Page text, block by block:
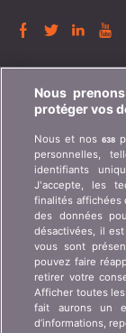
BONUS.CH
comparatifs ?
publicité, ...
Qui sommes-
Contact
Publicité
Affiliation /
Presse
Nous
protéger vos
Nous et nos638
personnelles,
identifiants
J'accepte, les
finalités affichées
des données
désactivées, il
vous sont
pouvez faire
retirer votre
Afficher toutes
fait aurons un
d’informations,